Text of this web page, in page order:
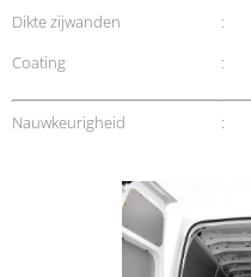
Dikte zijwanden
Coating
Nauwkeurigheid
:
:
: